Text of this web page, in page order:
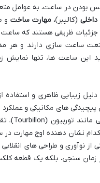
بودن در ساعت، به عوامل
(کالیبر)، مهارت ساختو
ظریفی هستند که
ساعت سازی دارند و هر
این ساعت ها، تنها نمایش
زیبایی ظاهری و استفاده از
پیچیدگی های مکانیکی و
از نوآوری و طراحی های
زمان سنجی، بلکه یک قطعه